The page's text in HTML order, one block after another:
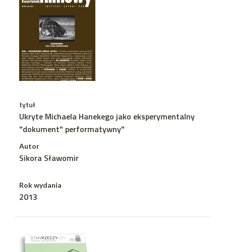
tytuł
Ukryte Michaela Hanekego jako eksperymentalny
"dokument" performatywny"
Autor
Sikora Sławomir
Rok wydania
2013